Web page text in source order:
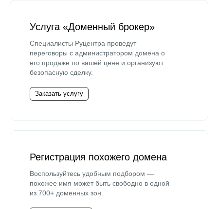
Услуга «Доменный брокер»
Специалисты Руцентра проведут
переговоры с администратором домена о
его продаже по вашей цене и организуют
безопасную сделку.
Заказать услугу
Регистрация похожего домена
Воспользуйтесь удобным подбором —
похожее имя может быть свободно в одной
из 700+ доменных зон.